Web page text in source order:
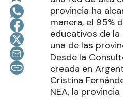
provincia ha
manera, el 95%
educativos de
una de las
Desde la
creada en
Cristina
NEA, la